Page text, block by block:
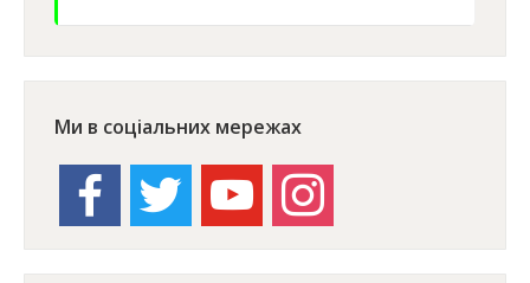
Ми в соціальних мережах
facebook twitter youtube instagram